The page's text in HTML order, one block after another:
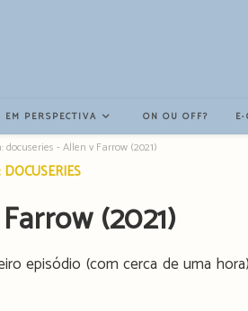
EM PERSPECTIVA ON OU OFF?
docuseries -Allen v Farrow (2021)
(2021)
episódio (com cerca de uma